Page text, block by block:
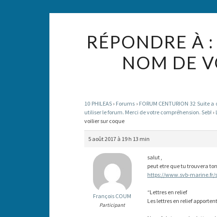
RÉPONDRE À
NOM DE
10 PHILEAS › Forums › FORUM CENTURION 32
utiliser le forum. Merci de votre compréhension. Seb! ›
voilier sur coque
5 août 2017 à 19 h 13 min
François COUM
Participant
salut ,
peut etre que tu trouvera
https://www.svb-marine.fr/
“Lettres en relief
Les lettres en relief